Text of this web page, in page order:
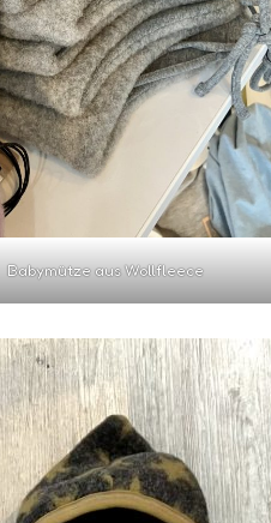
Babymütze aus Wollfleece